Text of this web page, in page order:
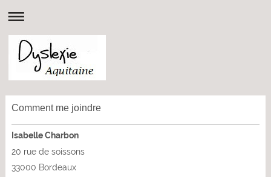
Comment me joindre
Isabelle Charbon
20 rue de soissons
33000 Bordeaux